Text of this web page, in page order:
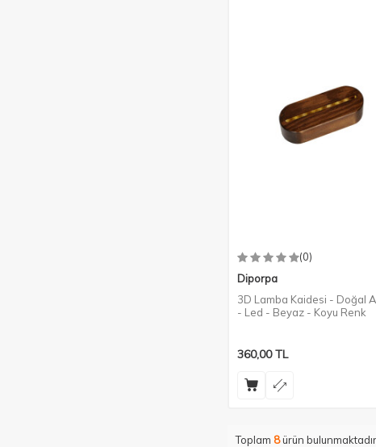
(0)
Diporpa
3D Lamba Kaidesi - Doğal
- Led - Beyaz - Koyu Renk
360,00TL
Toplam 8ürün bulunmaktadır.